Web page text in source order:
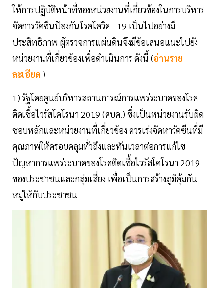
ให้การปฏิบัติหน้าที่ของหน่วยงานที่เกี่ยวข้องในการบริหาร
จัดการวัคซีนป้องกันโรคโควิด - 19 เป็นไปอย่างมี
ประสิทธิภาพ ผู้ตรวจการแผ่นดินจึงมีข้อเสนอแนะไปยัง
หน่วยงานที่เกี่ยวข้องเพื่อดำเนินการ ดังนี้ (อ่านราย
ละเอียด )
1) รัฐโดยศูนย์บริหารสถานการณ์การแพร่ระบาดของโรค
ติดเชื้อไวรัสโคโรนา 2019 (ศบค.) ซึ่งเป็นหน่วยงานรับผิด
ชอบหลักและหน่วยงานที่เกี่ยวข้อง ควรเร่งจัดหาวัคซีนที่มี
คุณภาพให้ครอบคลุมทั่วถึงและทันเวลาต่อการแก้ไข
ปัญหาการแพร่ระบาดของโรคติดเชื้อไวรัสโคโรนา 2019
ของประชาชนและกลุ่มเสี่ยง เพื่อเป็นการสร้างภูมิคุ้มกัน
หมู่ให้กับประชาชน